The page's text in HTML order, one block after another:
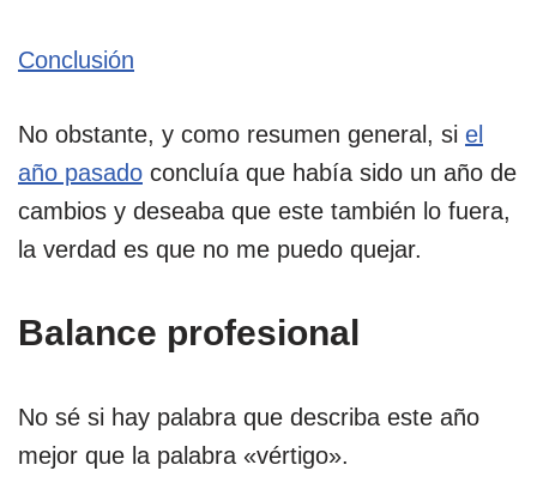
Conclusión
No obstante, y como resumen general, si el
año pasado concluía que había sido un año de
cambios y deseaba que este también lo fuera,
la verdad es que no me puedo quejar.
Balance profesional
No sé si hay palabra que describa este año
mejor que la palabra «vértigo».